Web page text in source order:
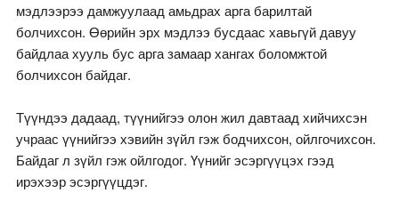
мэдлээрээ дамжуулаад амьдрах арга барилтай
болчихсон. Өөрийн эрх мэдлээ бусдаас хавьгүй давуу
байдлаа хууль бус арга замаар хангах боломжтой
болчихсон байдаг.
Түүндээ дадаад, түүнийгээ олон жил давтаад хийчихсэн
учраас үүнийгээ хэвийн зүйл гэж бодчихсон, ойлгочихсон.
Байдаг л зүйл гэж ойлгодог. Үүнийг эсэргүүцэх гээд
ирэхээр эсэргүүцдэг.